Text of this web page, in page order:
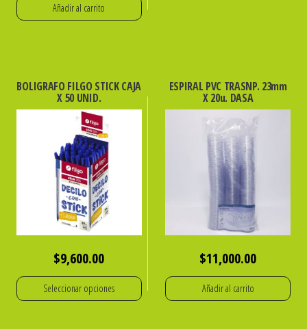
Añadir al carrito
BOLIGRAFO FILGO STICK CAJA
X 50 UNID.
$9,600.00
Seleccionar opciones
ESPIRAL PVC TRASNP. 23mm
X 20u. DASA
$11,000.00
Añadir al carrito